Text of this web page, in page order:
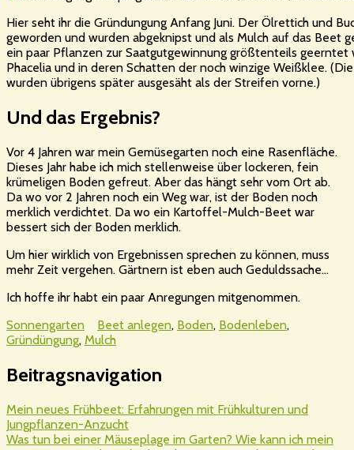
Hier seht ihr die Gründungung Anfang Juni. Der Ölrettich und
geworden und wurden abgeknipst und als Mulch auf das Beet
ein paar Pflanzen zur Saatgutgewinnung größtenteils
Phacelia und in deren Schatten der noch winzige Weißklee.
wurden übrigens später ausgesäht als der Streifen vorne.)
Und das Ergebnis?
Vor 4 Jahren war mein Gemüsegarten noch eine Rasenfläche.
Dieses Jahr habe ich mich stellenweise über lockeren, fein
krümeligen Boden gefreut. Aber das hängt sehr vom Ort ab.
Da wo vor 2 Jahren noch ein Weg war, ist der Boden noch
merklich verdichtet. Da wo ein Kartoffel-Mulch-Beet war
bessert sich der Boden merklich.
Um hier wirklich von Ergebnissen sprechen zu können, muss
mehr Zeit vergehen. Gärtnern ist eben auch Geduldssache…
Ich hoffe ihr habt ein paar Anregungen mitgenommen.
Sonnengarten
Beet anlegen, Boden, Bodenleben,
Gründüngung, Mulch
Beitragsnavigation
Mein neues Frühbeet: Erfahrungen mit Frühkulturen und
Jungpflanzen-Anzucht
Was tun bei einer Mäuseplage im Garten? Wie kann ich mein